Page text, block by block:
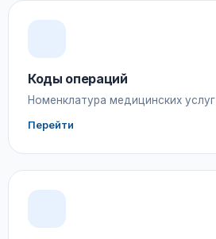
Коды операций
Номенклатура медицинских услуг
Перейти